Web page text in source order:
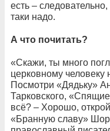
есть –
таки надо.
А что почитать?
«Скажи, ты много
церковному
Посмотри «Дядьку»
Тарковского,
всё? – Хорошо, открой
«Бранную славу»